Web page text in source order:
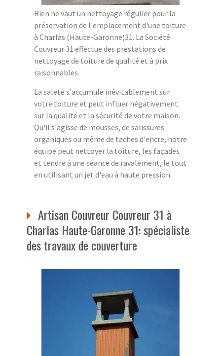
Rien ne vaut un nettoyage régulier pour la
préservation de l'emplacement d'une toiture
à Charlas (Haute-Garonne)31. La Société
Couvreur 31 effectue des prestations de
nettoyage de toiture de qualité et à prix
raisonnables.
La saleté s'accumule inévitablement sur
votre toiture et peut influer négativement
sur la qualité et la sécurité de votre maison.
Qu'il s'agisse de mousses, de salissures
organiques ou même de taches d'encre, notre
équipe peut nettoyer la toiture, les façades
et tendre à une séance de ravalement, le tout
en utilisant un jet d'eau à haute pression.
Artisan Couvreur Couvreur 31 à
Charlas Haute-Garonne 31: spécialiste
des travaux de couverture